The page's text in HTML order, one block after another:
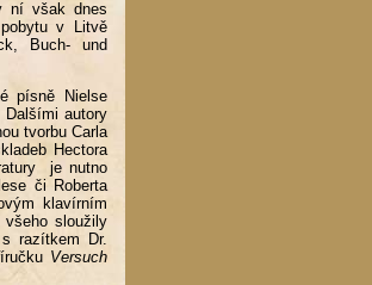
však dnes
v Litvě
Buch- und
písně Nielse
Dalšími autory
tvorbu Carla
Hectora
je nutno
či Roberta
klavírním
všeho sloužily
razítkem Dr.
Versuch